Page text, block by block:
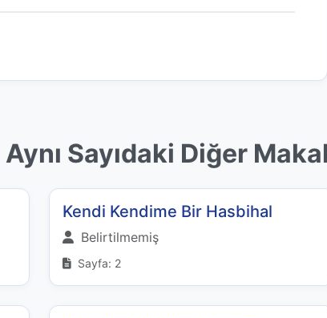
Aynı Sayıdaki Diğer
Kendi Kendime Bir Hasbihal
Belirtilmemiş
Sayfa: 2